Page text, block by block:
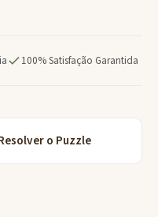
100% Satisfação Garantida
o Puzzle